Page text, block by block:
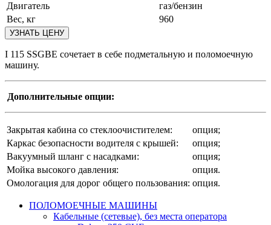
Двигатель
газ/бензин
Вес, кг
960
I 115 SSGBE сочетает в себе подметальную и поломоечную
машину.
Дополнительные опции:
Закрытая кабина со стеклоочистителем:
опция;
Каркас безопасности водителя с крышей:
опция;
Вакуумный шланг с насадками:
опция;
Мойка высокого давления:
опция.
Омологация для дорог общего пользования: опция.
ПОЛОМОЕЧНЫЕ МАШИНЫ
Кабельные (сетевые), без места оператора